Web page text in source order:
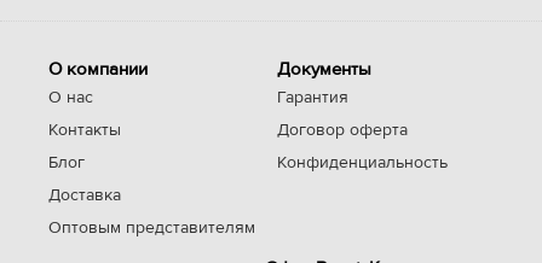
О компании
О нас
Контакты
Блог
Доставка
Оптовым представителям
Документы
Гарантия
Договор оферта
Конфиденциальность